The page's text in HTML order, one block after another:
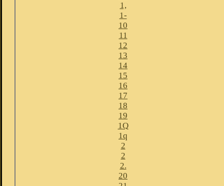
1,
1-
10
11
12
13
14
15
16
17
18
19
1Q
1q
2
2
2.
20